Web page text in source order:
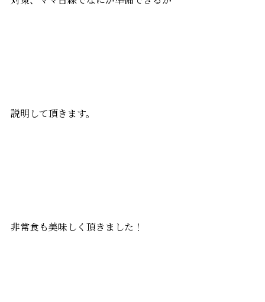
説明して頂きます。
非常食も美味しく頂きました！